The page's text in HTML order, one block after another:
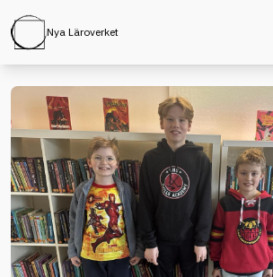
Nya Läroverket